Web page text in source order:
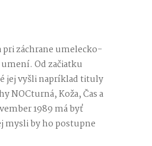
pri záchrane umelecko-
Od začiatku
jej vyšli napríklad tituly
NOCturná, Koža, Čas a
1989 má byť
mysli by ho postupne